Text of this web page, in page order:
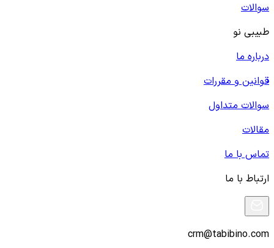
سوالات
طبیبی نو
درباره ما
قوانین و مقررات
سوالات متداول
مقالات
تماس با ما
ارتباط با ما
crm@tabibino.com